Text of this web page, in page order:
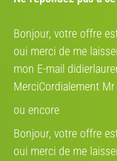
Vente et prix
Type de vente:
Livraison
Bonjour, votre offre
oui merci de me
mon E-mail
MerciCordialement Mr
ou encore
Bonjour, votre offre
oui merci de me